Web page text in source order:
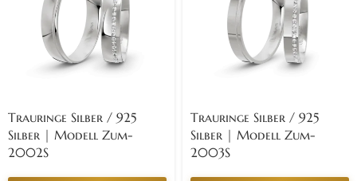
Trauringe Silber / 925
Silber | Modell Zum-
2002S
Trauringe Silber / 925
Silber | Modell Zum-
2003S